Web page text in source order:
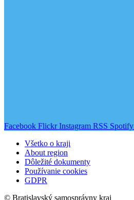
Facebook Flickr Instagram RSS Spotify
Všetko o kraji
About region
Dôležité dokumenty
Používanie cookies
GDPR
© Bratislavský samosprávny kraj